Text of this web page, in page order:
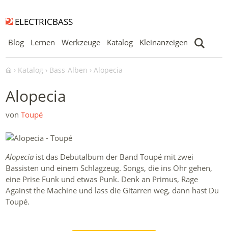
ELECTRICBASS
Blog Lernen Werkzeuge Katalog Kleinanzeigen
Katalog Bass-Alben Alopecia
Alopecia
vonToupé
Alopecia ist das Debütalbum der Band Toupé mit zwei
Bassisten und einem Schlagzeug. Songs, die ins Ohr gehen,
eine Prise Funk und etwas Punk. Denk an Primus, Rage
Against the Machine und lass die Gitarren weg, dann hast Du
Toupé.